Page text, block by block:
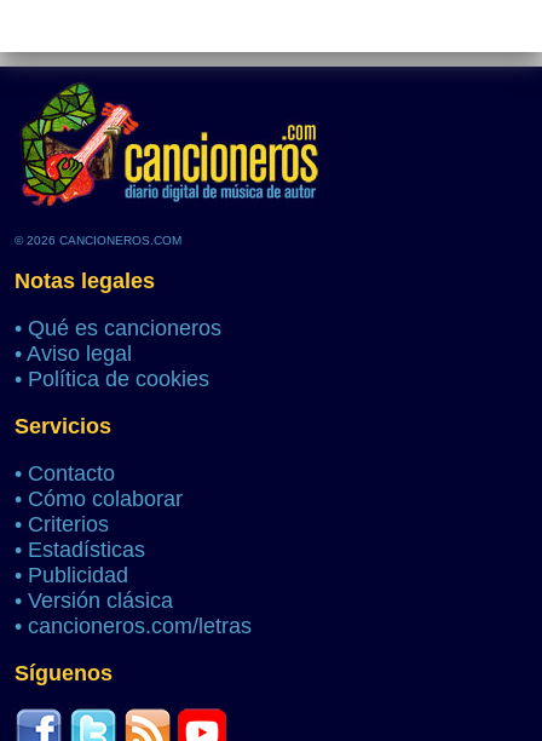
© 2026 CANCIONEROS.COM
Notas legales
• Qué es cancioneros
• Aviso legal
• Política de cookies
Servicios
• Contacto
• Cómo colaborar
• Criterios
• Estadísticas
• Publicidad
• Versión clásica
• cancioneros.com/letras
Síguenos